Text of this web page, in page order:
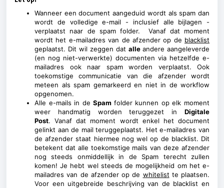
Wanneer een document aangeduid wordt als spam dan
wordt de volledige e-mail - inclusief alle bijlagen -
verplaatst naar de spam folder. Vanaf dat moment
wordt het e-mailadres van de afzender op de blacklist
geplaatst. Dit wil zeggen dat alle andere aangeleverde
(en nog niet-verwerkte) documenten via hetzelfde e-
mailadres ook naar spam worden verplaatst. Ook
toekomstige communicatie van die afzender wordt
meteen als spam gemarkeerd en niet in de workflow
opgenomen.
Alle e-mails in deSpam folder kunnen op elk moment
weer handmatig worden teruggezet in Digitale
Post.Vanaf dat moment wordt enkel het document
gelinkt aan de mail teruggeplaatst. Het e-mailadres van
de afzender staat hiermee nog wel op de blacklist. Dit
betekent dat alle toekomstige mails van deze afzender
nog steeds onmiddellijk in de Spam terecht zullen
komen! Je hebt wel steeds de mogelijkheid om het e-
mailadres van de afzender op de whitelist te plaatsen.
Voor een uitgebreide beschrijving van de blacklist en